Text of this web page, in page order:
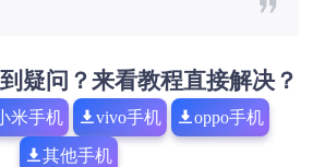
疑问？来看教程直接解决？
米手机 vivo手机 oppo手机
其他手机